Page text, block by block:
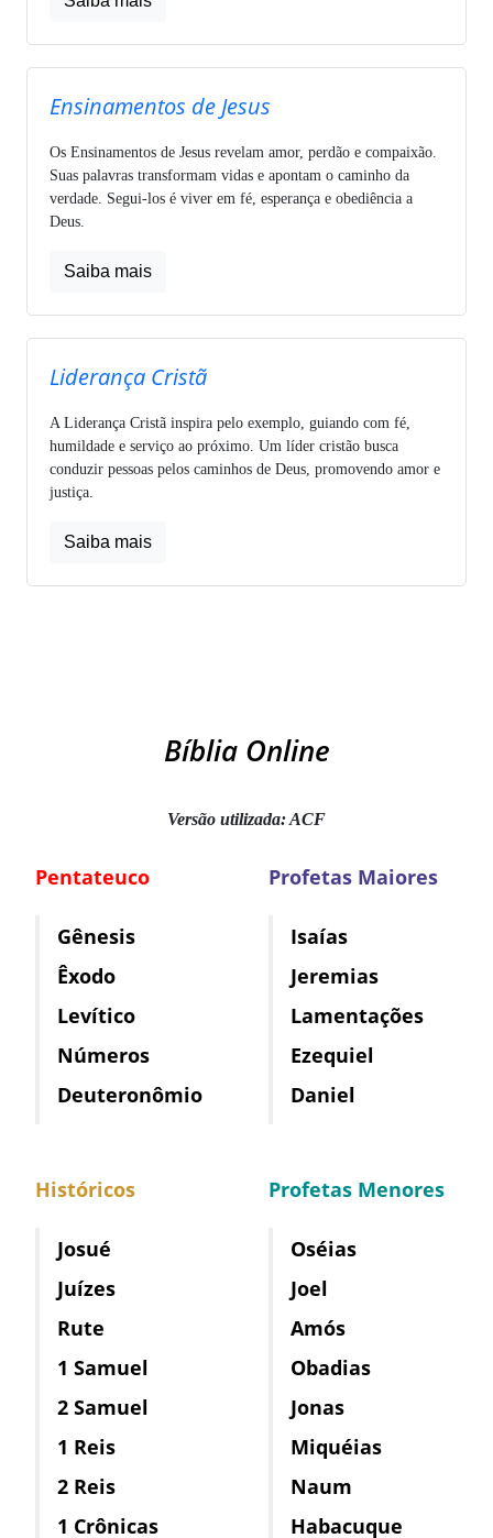
Ensinamentos de Jesus
Os Ensinamentos de Jesus revelam amor, perdão e compaixão.
Suas palavras transformam vidas e apontam o caminho da
verdade. Segui-los é viver em fé, esperança e obediência a
Deus.
Saiba mais
Liderança Cristã
A Liderança Cristã inspira pelo exemplo, guiando com fé,
humildade e serviço ao próximo. Um líder cristão busca
conduzir pessoas pelos caminhos de Deus, promovendo amor e
justiça.
Saiba mais
Bíblia Online
Versão utilizada: ACF
Pentateuco
Gênesis
Êxodo
Levítico
Números
Deuteronômio
Históricos
Josué
Juízes
Rute
1 Samuel
2 Samuel
1 Reis
2 Reis
1 Crônicas
Profetas Maiores
Isaías
Jeremias
Lamentações
Ezequiel
Daniel
Profetas Menores
Oséias
Joel
Amós
Obadias
Jonas
Miquéias
Naum
Habacuque